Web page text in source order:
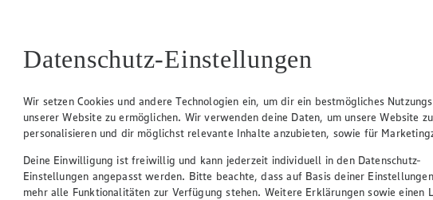
an.
-60% Rabatt)
550g Packung, (1kg = 2,02)
500g
Datenschutz-Einstellungen
Wir setzen Cookies und andere Technologien ein, um dir ein bestmögliches
unserer Website zu ermöglichen. Wir verwenden deine Daten, um unsere Website zu
personalisieren und dir möglichst relevante Inhalte anzubieten, sowie für
Deine Einwilligung ist freiwillig und kann jederzeit individuell in den Datenschutz-
Einstellungen angepasst werden. Bitte beachte, dass auf Basis deiner
mehr alle Funktionalitäten zur Verfügung stehen. Weitere Erklärungen sowie einen